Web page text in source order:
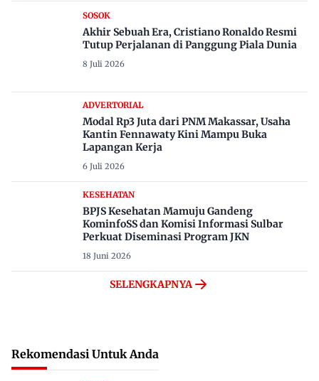
SOSOK
Akhir Sebuah Era, Cristiano Ronaldo Resmi
Tutup Perjalanan di Panggung Piala Dunia
8 Juli 2026
ADVERTORIAL
Modal Rp3 Juta dari PNM Makassar, Usaha
Kantin Fennawaty Kini Mampu Buka
Lapangan Kerja
6 Juli 2026
KESEHATAN
BPJS Kesehatan Mamuju Gandeng
KominfoSS dan Komisi Informasi Sulbar
Perkuat Diseminasi Program JKN
18 Juni 2026
SELENGKAPNYA
Rekomendasi Untuk Anda